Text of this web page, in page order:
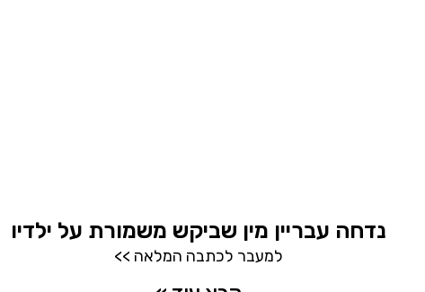
נדחה עבריין מין שביקש משמורת על ילדיו
למעבר לכתבה המלאה >>